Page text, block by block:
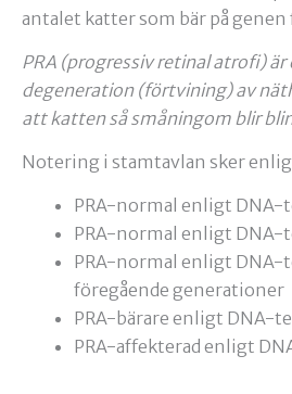
antalet katter som bär på genen
PRA (progressiv retinal atrofi) är
degeneration (förtvining) av
att katten så småningom blir
Notering i stamtavlan sker
PRA-normal enligt DNA-
PRA-normal enligt DNA-
PRA-normal enligt DNA-
föregående generationer
PRA-bärare enligt DNA-
PRA-affekterad enligt